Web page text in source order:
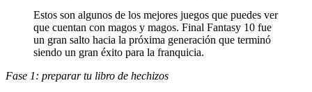
Estos son algunos de los mejores juegos que puedes ver
que cuentan con magos y magos. Final Fantasy 10 fue
un gran salto hacia la próxima generación que terminó
siendo un gran éxito para la franquicia.
Fase 1: preparar tu libro de hechizos